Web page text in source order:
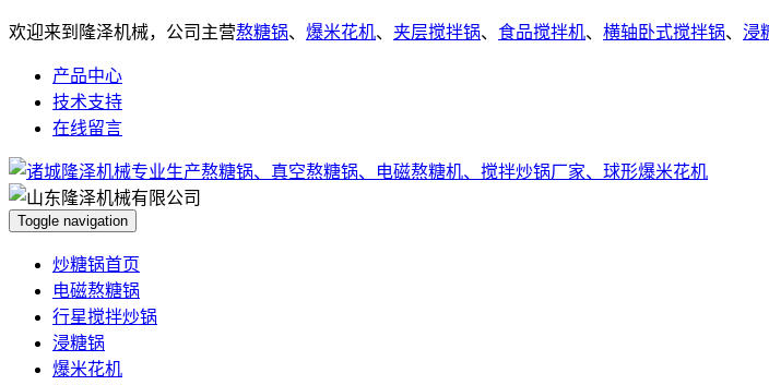
欢迎来到隆泽机械，公司主营熬糖锅、 爆米花机、 夹层搅拌锅、 食品搅拌机、 横轴卧式搅拌锅、 浸
产品中心
技术支持
在线留言
Toggle navigation
炒糖锅首页
电磁熬糖锅
行星搅拌炒锅
浸糖锅
爆米花机